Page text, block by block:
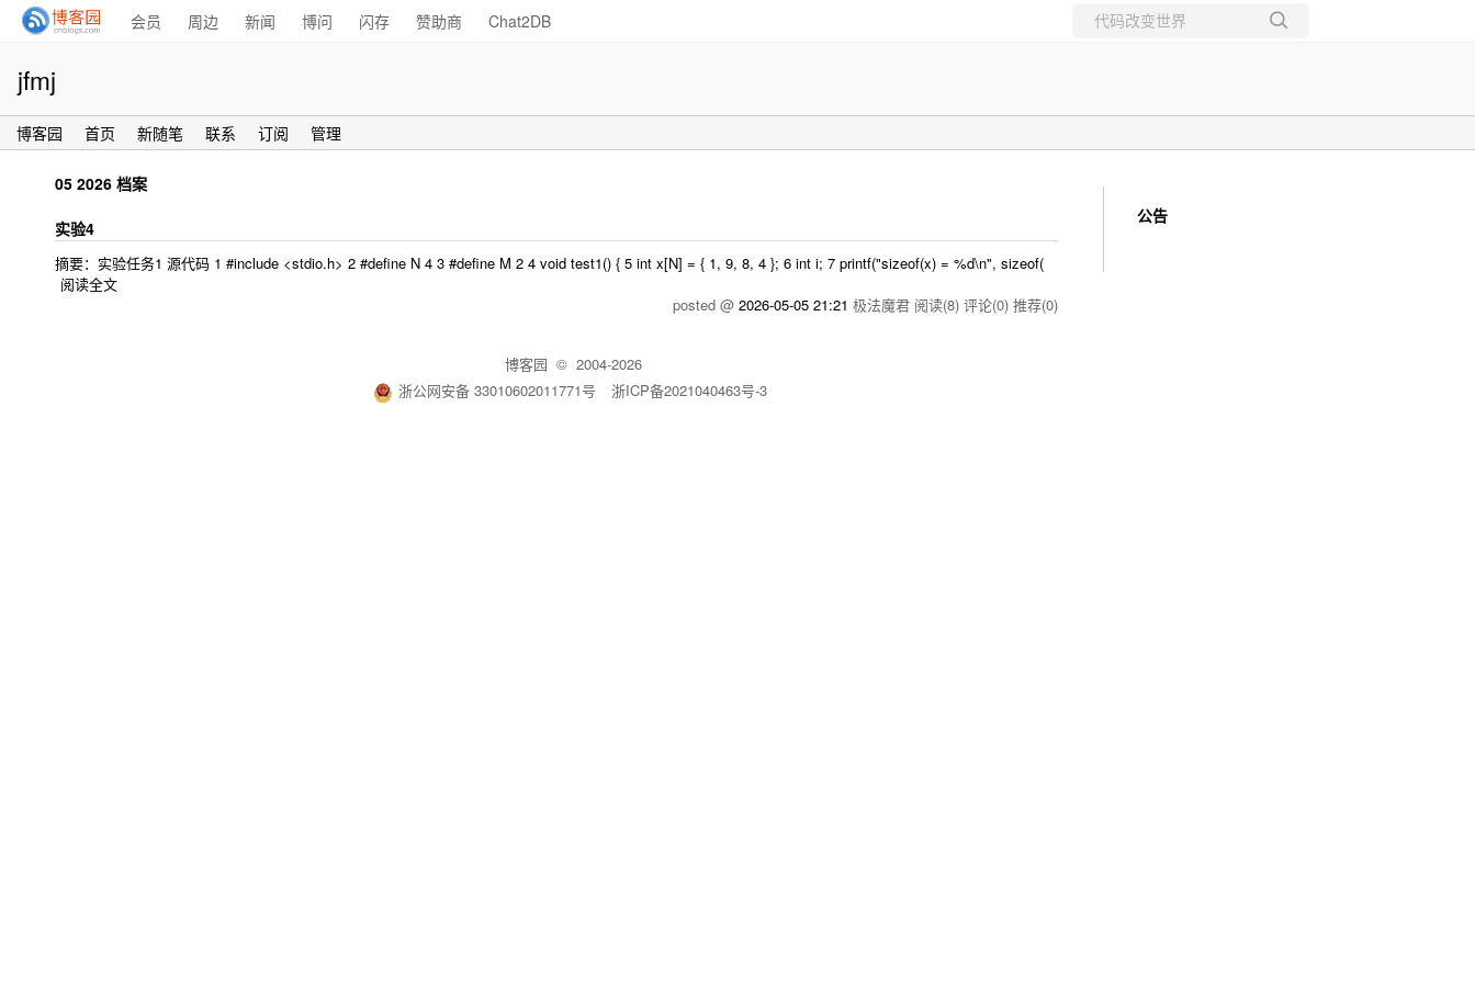
会员 周边 新闻 博问 闪存 赞助商 Chat2DB
jfmj
博客园 首页 新随笔 联系 订阅 管理
05 2026 档案
实验4
摘要：实验任务1 源代码 1 #include <stdio.h> 2 #define N 4 3 #define M 2 4 void test1() { 5 int x[N] = { 1, 9, 8, 4 }; 6 int i; 7 printf("sizeof(x) = %d\n", sizeof(
阅读全文
posted @ 2026-05-05 21:21 极法魔君 阅读(8) 评论(0) 推荐(0)
公告
博客园 © 2004-2026
浙公网安备 33010602011771号
浙ICP备2021040463号-3